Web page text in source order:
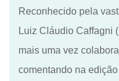
Reconhecido pela
Luiz Cláudio Caffagni
mais uma vez
comentando na